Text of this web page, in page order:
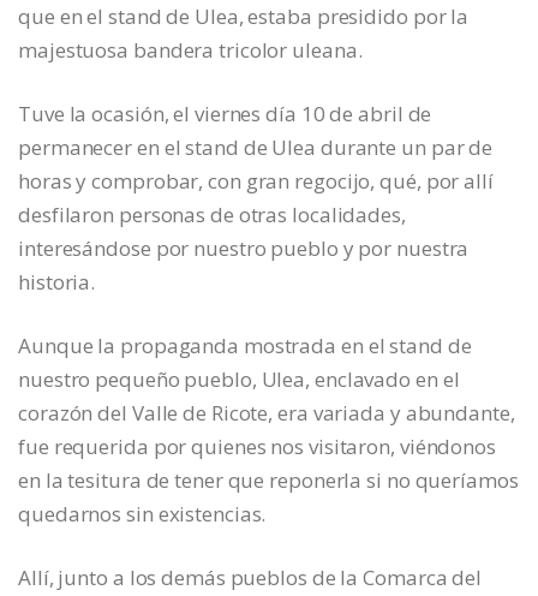
que en el stand de Ulea, estaba presidido por la
majestuosa bandera tricolor uleana.
Tuve la ocasión, el viernes día 10 de abril de
permanecer en el stand de Ulea durante un par de
horas y comprobar, con gran regocijo, qué, por allí
desfilaron personas de otras localidades,
interesándose por nuestro pueblo y por nuestra
historia.
Aunque la propaganda mostrada en el stand de
nuestro pequeño pueblo, Ulea, enclavado en el
corazón del Valle de Ricote, era variada y abundante,
fue requerida por quienes nos visitaron, viéndonos
en la tesitura de tener que reponerla si no queríamos
quedarnos sin existencias.
Allí, junto a los demás pueblos de la Comarca del